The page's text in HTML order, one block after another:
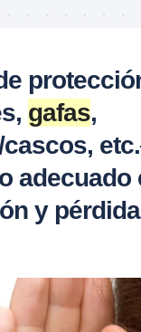
gafas,
adecuado
y